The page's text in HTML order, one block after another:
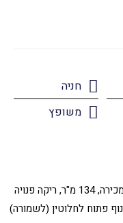
חניה
משופץ
חדש חדש חדש 🥰 דירת 5 חדרים ענקית למכירה, 134 מ"ר, ריקה פנויה
פתוח לחלוטין (לשמורה)